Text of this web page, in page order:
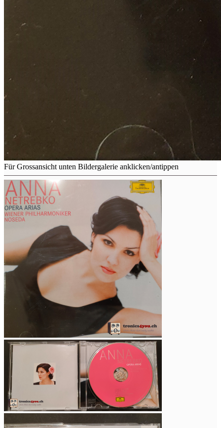
Für Grossansicht unten Bildergalerie anklicken/antippen